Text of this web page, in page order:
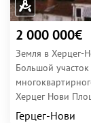
2 000 000€
Земля в Херцег-
Большой
Херцег Нови
Герцег-Нови